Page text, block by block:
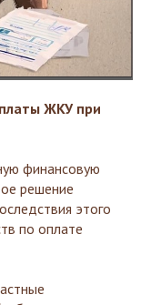
ЖКУ при
финансовую
решение
этого
по оплате